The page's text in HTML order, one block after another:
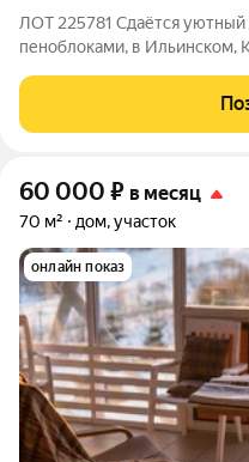
ЛОТ 225781 Сдаётся уютный дом из дерева, обшитый
пеноблоками, в Ильинском,
Рублёво?Успенскому и
60 000 ₽ в месяц
70 м² дом, участок
онлайн показ